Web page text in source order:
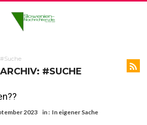
#SUCHE
2023 in : In eigener Sache